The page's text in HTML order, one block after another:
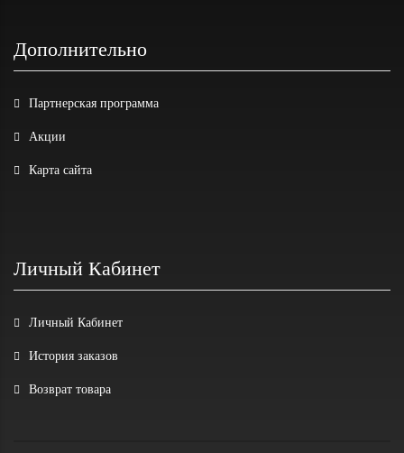
Дополнительно
Партнерская программа
Акции
Карта сайта
Личный Кабинет
Личный Кабинет
История заказов
Возврат товара